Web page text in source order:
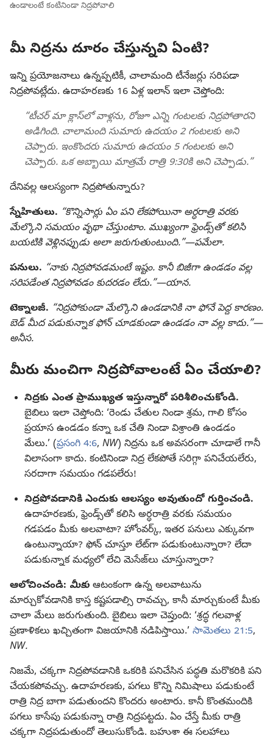
ఉండాలంటే కంటినిండా నిద్రపోవాలి
మీ నిద్రను దూరం చేస్తున్నవి ఏంటి?
ఇన్ని ప్రయోజనాలు ఉన్నప్పటికీ, చాలామంది టీనేజర్లు సరిపడా
నిద్రపోవట్లేదు. ఉదాహరణకు 16 ఏళ్ల ఇలాన్‌ ఇలా చెప్తోంది:
“టీచర్‌ మా క్లాస్‌లో వాళ్లను, రోజూ ఎన్ని గంటలకు నిద్రపోతారని
అడిగింది. చాలామంది సుమారు ఉదయం 2 గంటలకు అని
చెప్పారు. ఇంకొందరు సుమారు ఉదయం 5 గంటలకు అని
చెప్పారు. ఒక అబ్బాయి మాత్రమే రాత్రి 9:30కి అని చెప్పాడు.”
దేనివల్ల ఆలస్యంగా నిద్రపోతున్నారు?
స్నేహితులు. “కొన్నిసార్లు ఏం పని లేకపోయినా అర్ధరాత్రి వరకు
మేల్కొని సమయం వృథా చేస్తుంటాం. ముఖ్యంగా ఫ్రెండ్స్‌తో కలిసి
బయటికి వెళ్లినప్పుడు అలా జరుగుతుంటుంది.”—పమేలా.
పనులు. “నాకు నిద్రపోవడమంటే ఇష్టం. కానీ బిజీగా ఉండడం వల్ల
సరిపడేంత నిద్రపోవడం కుదరడం లేదు.”—యాన.
టెక్నాలజీ. “నిద్రపోకుండా మేల్కొని ఉండడానికి నా ఫోనే పెద్ద కారణం.
బెడ్‌ మీద పడుకున్నాక ఫోన్‌ చూడకుండా ఉండడం నా వల్ల కాదు.”—
అనీస.
మీరు మంచిగా నిద్రపోవాలంటే ఏం చేయాలి?
నిద్రకు ఎంత ప్రాముఖ్యత ఇస్తున్నారో పరిశీలించుకోండి.
బైబిలు ఇలా చెప్తోంది: ‘రెండు చేతుల నిండా శ్రమ, గాలి కోసం
ప్రయాస ఉండడం కన్నా ఒక చేతి నిండా విశ్రాంతి ఉండడం
మేలు.’ (ప్రసంగి 4:6, NW) నిద్రను ఒక అవసరంగా చూడాలే గానీ
విలాసంగా కాదు. కంటినిండా నిద్ర లేకపోతే సరిగ్గా పనిచేయలేరు,
సరదాగా సమయం గడపలేరు!
నిద్రపోవడానికి ఎందుకు ఆలస్యం అవుతుందో గుర్తించండి.
ఉదాహరణకు, ఫ్రెండ్స్‌తో కలిసి అర్ధరాత్రి వరకు సమయం
గడపడం మీకు అలవాటా? హోంవర్క్‌, ఇతర పనులు ఎక్కువగా
ఉంటున్నాయా? ఫోన్‌ చూస్తూ లేట్‌గా పడుకుంటున్నారా? లేదా
పడుకున్నాక మధ్యలో లేచి మెసేజ్‌లు చూస్తున్నారా?
ఆలోచించండి: మీకు ఆటంకంగా ఉన్న అలవాటును
మార్చుకోవడానికి కాస్త కష్టపడాల్సి రావచ్చు, కానీ మార్చుకుంటే మీకు
చాలా మేలు జరుగుతుంది. బైబిలు ఇలా చెప్తుంది: ‘శ్రద్ధ గలవాళ్ల
ప్రణాళికలు ఖచ్చితంగా విజయానికి నడిపిస్తాయి.’ సామెతలు 21:5,
NW.
నిజమే, చక్కగా నిద్రపోవడానికి ఒకరికి పనిచేసిన పద్ధతి మరొకరికి పని
చేయకపోవచ్చు. ఉదాహరణకు, పగలు కొన్ని నిమిషాలు పడుకుంటే
రాత్రి నిద్ర బాగా పడుతుందని కొందరు అంటారు. కానీ కొంతమందికి
పగలు కాసేపు పడుకున్నా రాత్రి నిద్రపట్టదు. ఏం చేస్తే మీకు రాత్రి
చక్కగా నిద్రపడుతుందో తెలుసుకోండి. బహుశా ఈ సలహాలు